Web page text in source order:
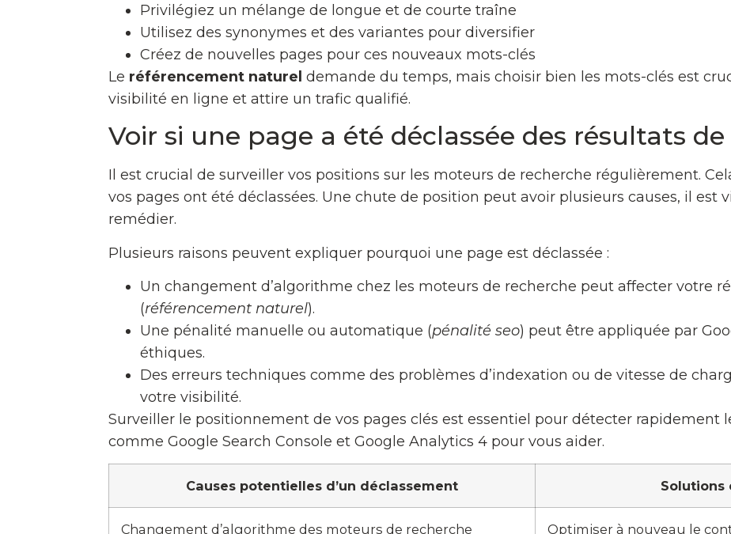
Privilégiez un mélange de longue et de courte traîne
Utilisez des synonymes et des variantes pour diversifier
Créez de nouvelles pages pour ces nouveaux mots-clés
Le référencement naturel demande du temps, mais choisir bien les mots-clés est
visibilité en ligne et attire un trafic qualifié.
Voir si une page a été déclassée des résultats
Il est crucial de surveiller vos positions sur les moteurs de recherche régulièrement.
vos pages ont été déclassées. Une chute de position peut avoir plusieurs causes, il est
remédier.
Plusieurs raisons peuvent expliquer pourquoi une page est déclassée :
Un changement d’algorithme chez les moteurs de recherche peut affecter votre
(référencement naturel).
Une pénalité manuelle ou automatique (pénalité seo) peut être appliquée par
éthiques.
Des erreurs techniques comme des problèmes d’indexation ou de vitesse de
votre visibilité.
Surveiller le positionnement de vos pages clés est essentiel pour détecter rapidement
comme Google Search Console et Google Analytics 4 pour vous aider.
Causes potentielles d’un déclassement Solutions
Changement d’algorithme des moteurs de recherche Optimiser à nouveau le